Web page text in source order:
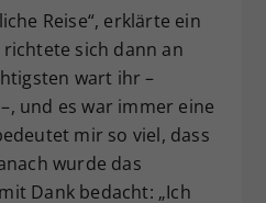
Reise“, erklärte ein
sich dann an
wart ihr –
und es war immer eine
mir so viel, dass
wurde das
Dank bedacht: „Ich